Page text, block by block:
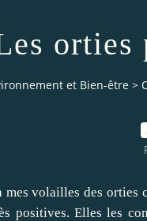
orties
et Bien-être >
mes volailles des
positives. Elles les